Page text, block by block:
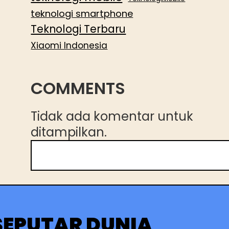
teknologi smartphone
Teknologi Terbaru
Xiaomi Indonesia
COMMENTS
Tidak ada komentar untuk
ditampilkan.